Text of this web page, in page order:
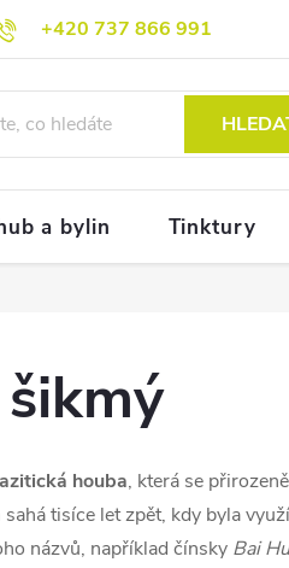
+420 737 866 991
a bylin Tinktury
houba, která se
tisíce let zpět, kdy byla
názvů, například čínsky Bai